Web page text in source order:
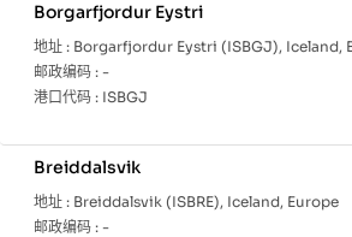
Borgarfjordur Eystri
地址 : Borgarfjordur Eystri (ISBGJ), Iceland,
邮政编码 : -
港口代码 : ISBGJ
Breiddalsvik
地址 : Breiddalsvik (ISBRE), Iceland, Europe
邮政编码 : -